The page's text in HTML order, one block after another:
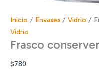
Inicio / Envases / Vidrio /
Vidrio
Frasco
$780